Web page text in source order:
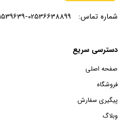
شماره تماس: 02536638899-09191539639
دسترسی سریع
صفحه اصلی
فروشگاه
پیگیری سفارش
وبلاگ